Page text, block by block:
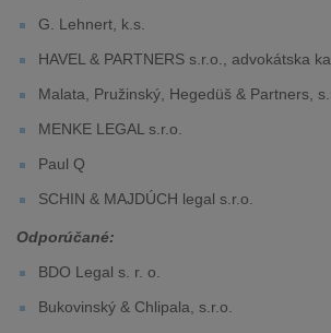
G. Lehnert, k.s.
HAVEL & PARTNERS s.r.o., advokátska
Malata, Pružinský, Hegedüš & Partners,
MENKE LEGAL s.r.o.
Paul Q
SCHIN & MAJDÚCH legal s.r.o.
Odporúčané:
BDO Legal s. r. o.
Bukovinský & Chlipala, s.r.o.